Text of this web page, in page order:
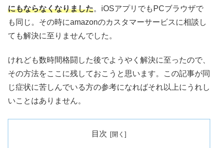
にもならなくなりました。iOSアプリでもPCブラウザで
も同じ。その時にamazonのカスタマーサービスに相談し
ても解決に至りませんでした。
けれども数時間格闘した後でようやく解決に至ったので、
その方法をここに残しておこうと思います。この記事が同
じ症状に苦しんでいる方の参考になればそれ以上にうれし
いことはありません。
目次